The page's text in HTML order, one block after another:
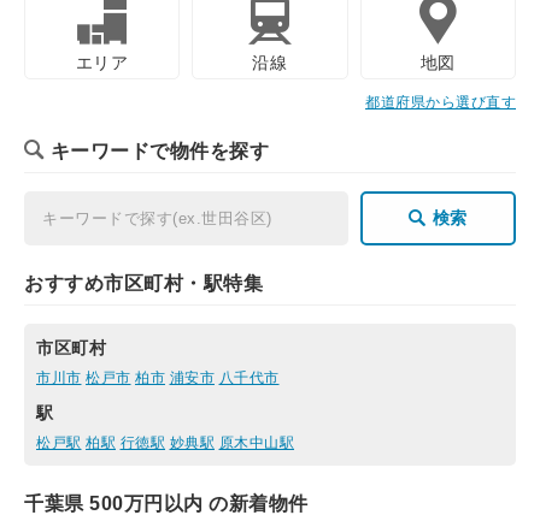
エリア 沿線 地図
都道府県から選び直す
キーワードで物件を探す
検索
おすすめ市区町村・駅特集
市区町村
市川市 松戸市 柏市 浦安市 八千代市
駅
松戸駅 柏駅 行徳駅 妙典駅 原木中山駅
千葉県 500万円以内 の新着物件